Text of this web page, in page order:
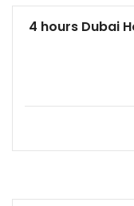
4 hours Dubai